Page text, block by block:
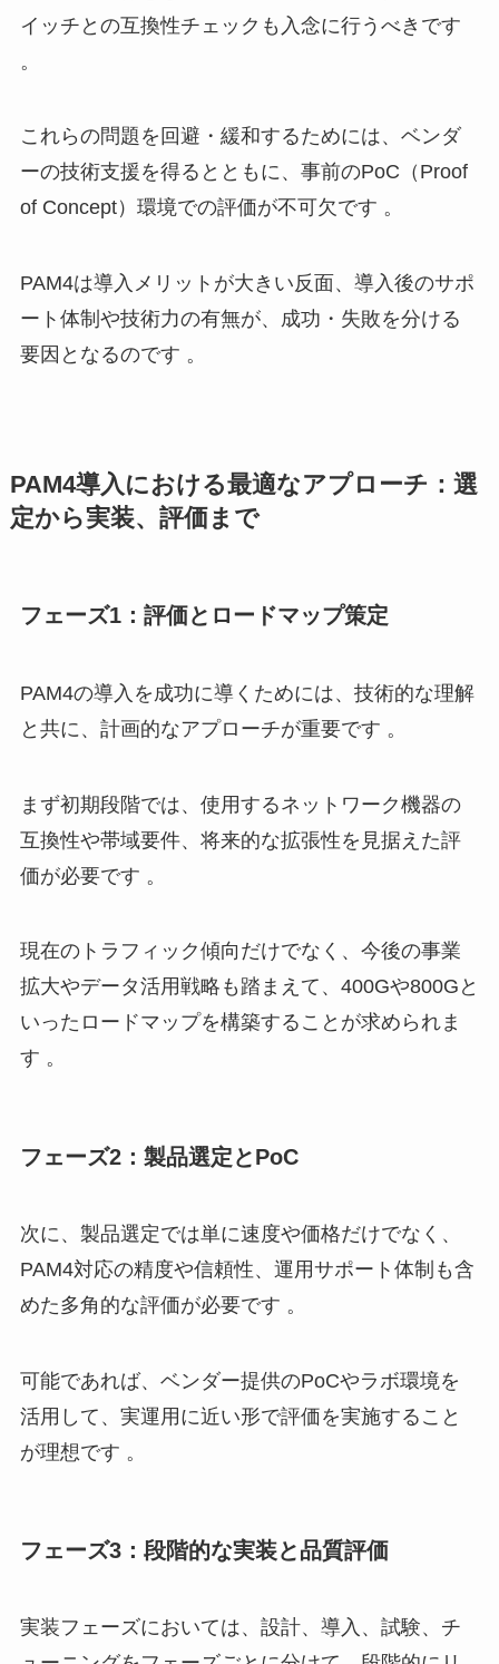
イッチとの互換性チェックも入念に行うべきです
。
これらの問題を回避・緩和するためには、ベンダ
ーの技術支援を得るとともに、事前のPoC（Proof
of Concept）環境での評価が不可欠です 。
PAM4は導入メリットが大きい反面、導入後のサポ
ート体制や技術力の有無が、成功・失敗を分ける
要因となるのです 。
PAM4導入における最適なアプローチ：選
定から実装、評価まで
フェーズ1：評価とロードマップ策定
PAM4の導入を成功に導くためには、技術的な理解
と共に、計画的なアプローチが重要です 。
まず初期段階では、使用するネットワーク機器の
互換性や帯域要件、将来的な拡張性を見据えた評
価が必要です 。
現在のトラフィック傾向だけでなく、今後の事業
拡大やデータ活用戦略も踏まえて、400Gや800Gと
いったロードマップを構築することが求められま
す 。
フェーズ2：製品選定とPoC
次に、製品選定では単に速度や価格だけでなく、
PAM4対応の精度や信頼性、運用サポート体制も含
めた多角的な評価が必要です 。
可能であれば、ベンダー提供のPoCやラボ環境を
活用して、実運用に近い形で評価を実施すること
が理想です 。
フェーズ3：段階的な実装と品質評価
実装フェーズにおいては、設計、導入、試験、チ